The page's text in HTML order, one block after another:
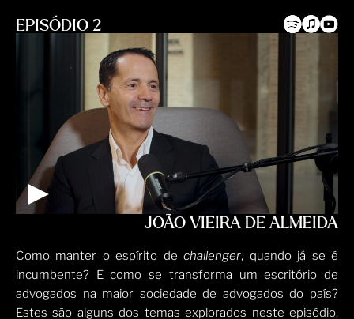
EPISÓDIO 2
JOÃO VIEIRA DE ALMEIDA
Como manter o espírito dechallenger, quando já se é
incumbente? E como se transforma um escritório de
advogados na maior sociedade de advogados do país?
Estes são alguns dos temas explorados neste episódio,